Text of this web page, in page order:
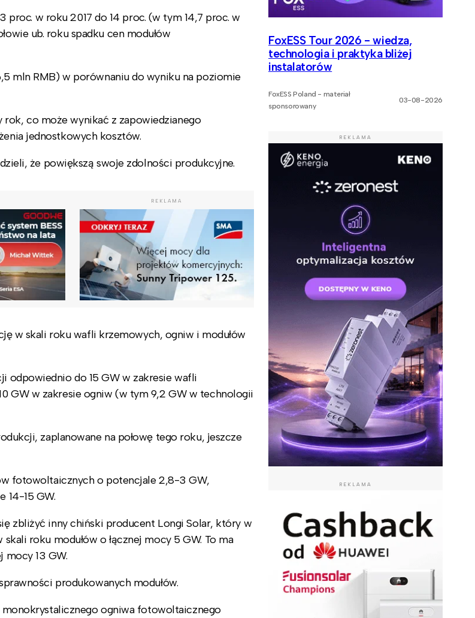
proc. w roku 2017 do 14 proc. (w tym 14,7 proc. w
ub. roku spadku cen modułów
mln RMB) w porównaniu do wyniku na poziomie
rok, co może wynikać z zapowiedzianego
jednostkowych kosztów.
że powiększą swoje zdolności produkcyjne.
REKLAMA
w skali roku wafli krzemowych, ogniw i modułów
odpowiednio do 15 GW w zakresie wafli
GW w zakresie ogniw (w tym 9,2 GW w technologii
zaplanowane na połowę tego roku, jeszcze
fotowoltaicznych o potencjale 2,8-3 GW,
14-15 GW.
zbliżyć inny chiński producent Longi Solar, który w
roku modułów o łącznej mocy 5 GW. To ma
mocy 13 GW.
produkowanych modułów.
monokrystalicznego ogniwa fotowoltaicznego
FoxESS Tour 2026 - wiedza,
technologia i praktyka bliżej
instalatorów
FoxESS Poland - materiał
sponsorowany
03-08-2026
REKLAMA
REKLAMA